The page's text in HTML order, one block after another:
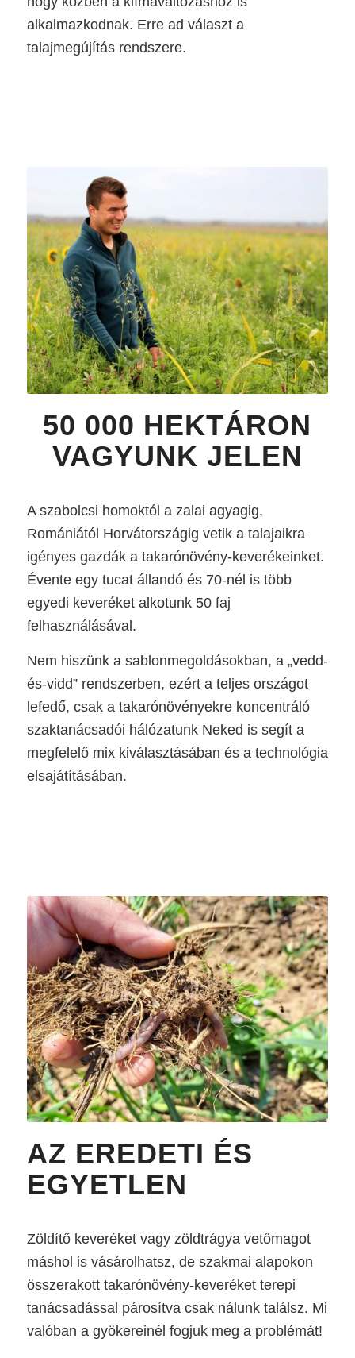
alkalmazkodnak. Erre ad választ a
talajmegújítás rendszere.
50 000 HEKTÁRON
VAGYUNK JELEN
A szabolcsi homoktól a zalai agyagig,
Romániától Horvátországig vetik a talajaikra
igényes gazdák a takarónövény-keverékeinket.
Évente egy tucat állandó és 70-nél is több
egyedi keveréket alkotunk 50 faj
felhasználásával.
Nem hiszünk a sablonmegoldásokban, a „vedd-
és-vidd” rendszerben, ezért a teljes országot
lefedő, csak a takarónövényekre koncentráló
szaktanácsadói hálózatunk Neked is segít a
megfelelő mix kiválasztásában és a technológia
elsajátításában.
AZ EREDETI ÉS
EGYETLEN
Zöldítő keveréket vagy zöldtrágya vetőmagot
máshol is vásárolhatsz, de szakmai alapokon
összerakott takarónövény-keveréket terepi
tanácsadással párosítva csak nálunk találsz. Mi
valóban a gyökereinél fogjuk meg a problémát!